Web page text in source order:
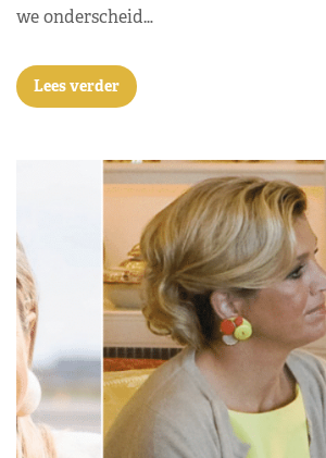
we onderscheid…
Lees verder